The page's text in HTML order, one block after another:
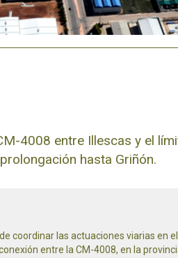
4008 entre Illescas y el
hasta Griñón.
coordinar las actuaciones viarias en
entre la CM-4008, en la